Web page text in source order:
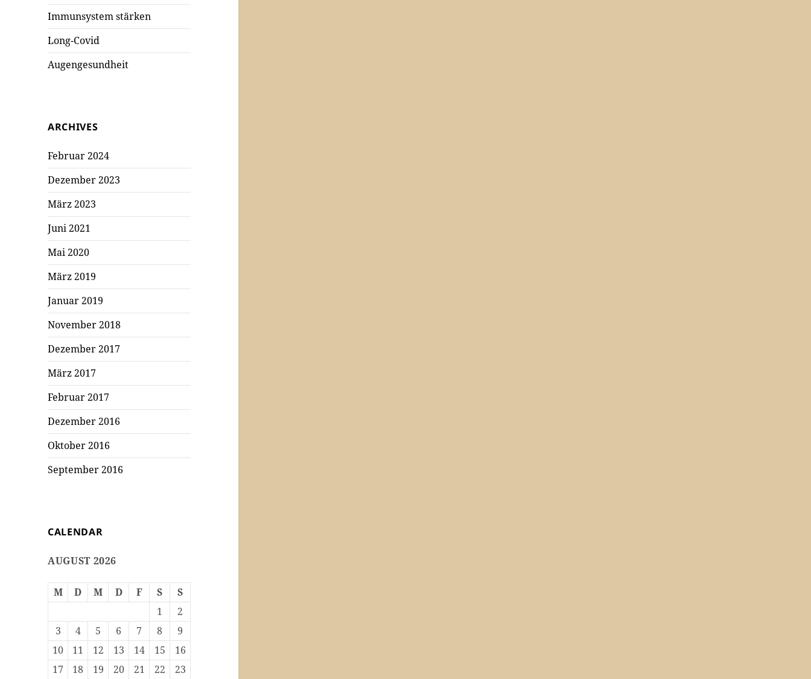
Immunsystem stärken
Long-Covid
Augengesundheit
ARCHIVES
Februar 2024
Dezember 2023
März 2023
Juni 2021
Mai 2020
März 2019
Januar 2019
November 2018
Dezember 2017
März 2017
Februar 2017
Dezember 2016
Oktober 2016
September 2016
CALENDAR
AUGUST 2026
M D M D F S
S
1
2
3
4 5 6 7 8
9
10
11 12 13 14 15
16
17
18 19 20 21 22 23